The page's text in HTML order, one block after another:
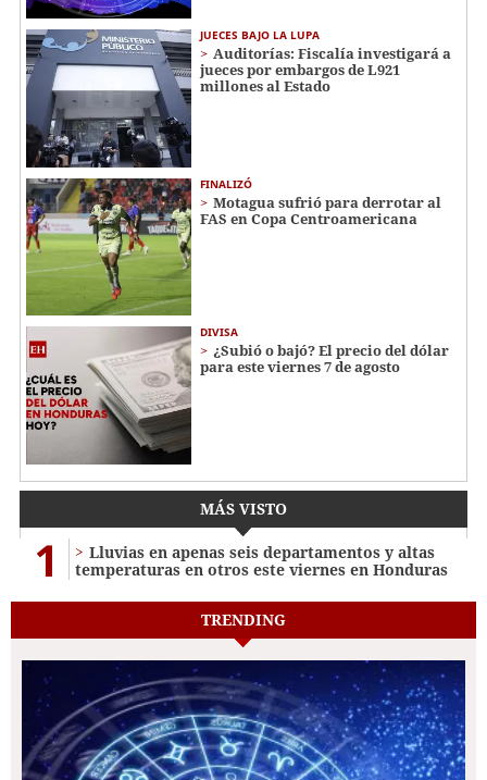
JUECES BAJO LA LUPA
Auditorías: Fiscalía investigará a
jueces por embargos de L921
millones al Estado
FINALIZÓ
Motagua sufrió para derrotar al
FAS en Copa Centroamericana
DIVISA
¿Subió o bajó? El precio del dólar
para este viernes 7 de agosto
MÁS VISTO
1
Lluvias en apenas seis departamentos y altas
temperaturas en otros este viernes en Honduras
TRENDING